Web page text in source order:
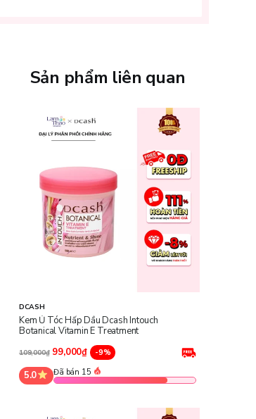
Sản phẩm liên quan
DCASH
Kem Ủ Tóc Hấp Dầu Dcash Intouch
Botanical Vitamin E Treatment
109,000₫ 99,000₫ -9%
5.0 Đã bán 15